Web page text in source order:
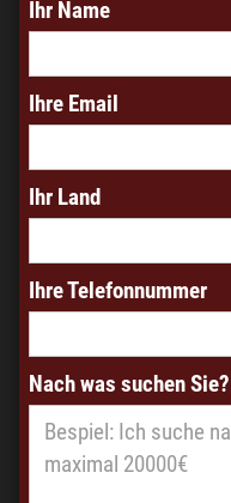
Ihr Name
Ihre Email
Ihr Land
Ihre Telefonnummer
Nach was suchen Sie?